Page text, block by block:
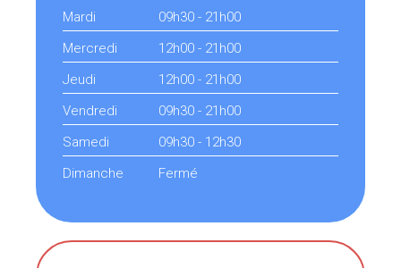
Mardi
09h30 - 21h00
Mercredi
12h00 - 21h00
Jeudi
12h00 - 21h00
Vendredi
09h30 - 21h00
Samedi
09h30 - 12h30
Dimanche
Fermé